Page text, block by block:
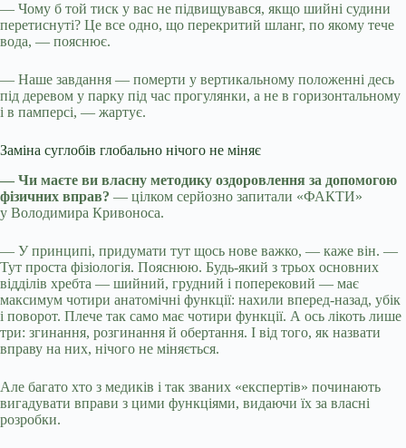
— Чому б той тиск у вас не підвищувався, якщо шийні судини
перетиснуті? Це все одно, що перекритий шланг, по якому тече
вода, — пояснює.
— Наше завдання — померти у вертикальному положенні десь
під деревом у парку під час прогулянки, а не в горизонтальному
і в памперсі, — жартує.
Заміна суглобів глобально нічого не міняє
— Чи маєте ви власну методику оздоровлення за допомогою
фізичних вправ? — цілком серйозно запитали «ФАКТИ»
у Володимира Кривоноса.
— У принципі, придумати тут щось нове важко, — каже він. —
Тут проста фізіологія. Пояснюю. Будь-який з трьох основних
відділів хребта — шийний, грудний і поперековий — має
максимум чотири анатомічні функції: нахили вперед-назад, убік
і поворот. Плече так само має чотири функції. А ось лікоть лише
три: згинання, розгинання й обертання. І від того, як назвати
вправу на них, нічого не міняється.
Але багато хто з медиків і так званих «експертів» починають
вигадувати вправи з цими функціями, видаючи їх за власні
розробки.